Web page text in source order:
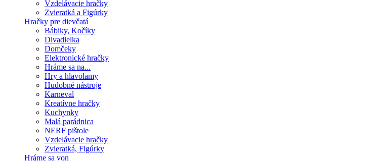
Vzdelávacie hračky
Zvieratká a Figúrky
Hračky pre dievčatá
Bábiky, Kočíky
Divadielka
Domčeky
Elektronické hračky
Hráme sa na...
Hry a hlavolamy
Hudobné nástroje
Karneval
Kreatívne hračky
Kuchynky
Malá parádnica
NERF pištole
Vzdelávacie hračky
Zvieratká, Figúrky
Hráme sa von